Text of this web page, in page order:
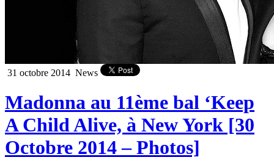
31 octobre 2014 News
Madonna au 11ème bal ‘Keep
A Child Alive, à New York [30
Octobre 2014 – Photos]